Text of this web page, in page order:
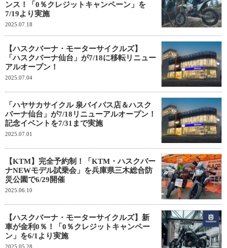
ンス！「0％クレジットキャンペーン」を
7/19より実施
2025.07.18
【ハスクバーナ・モーターサイクルズ】
「ハスクバーナ仙台」が7/18に移転リニュー
アルオープン！
2025.07.04
「ハヤサカサイクル 泉バイパス店＆ハスク
バーナ仙台」が7/18リニューアルオープン！
記念イベントを7/31まで実施
2025.07.01
【KTM】完全予約制！「KTM・ハスクバー
ナNEWモデル試乗会」を兵庫県三木総合防
災公園で6/29開催
2025.06.10
【ハスクバーナ・モーターサイクルズ】新
車が金利0％！「0％クレジットキャンペー
ン」を6/1より実施
2025.05.28